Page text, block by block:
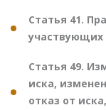
Статья 41.
участвующих
Статья 49.
иска,
отказ от